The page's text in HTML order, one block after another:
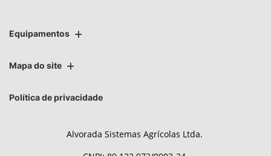
Equipamentos
Mapa do site
Política de privacidade
Alvorada Sistemas Agrícolas Ltda.